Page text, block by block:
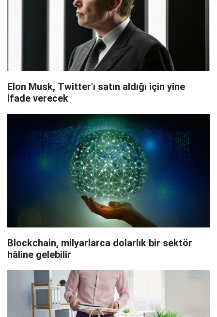
Elon Musk, Twitter'ı satın aldığı için yine
ifade verecek
Blockchain, milyarlarca dolarlık bir sektör
hâline gelebilir